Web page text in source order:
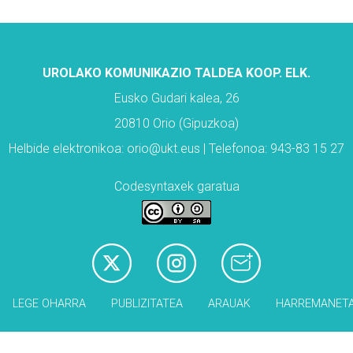
UROLAKO KOMUNIKAZIO TALDEA KOOP. ELK.
Eusko Gudari kalea, 26
20810 Orio (Gipuzkoa)
Helbide elektronikoa: orio@ukt.eus | Telefonoa: 943-83 15 27
Codesyntaxek garatua
LEGE OHARRA PUBLIZITATEA ARAUAK